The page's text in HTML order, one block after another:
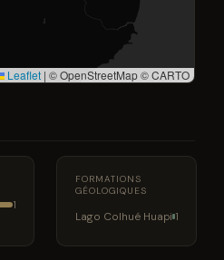
Leaflet | © OpenStreetMap © CARTO
1
FORMATIONS
GÉOLOGIQUES
Lago Colhué Huapi 1